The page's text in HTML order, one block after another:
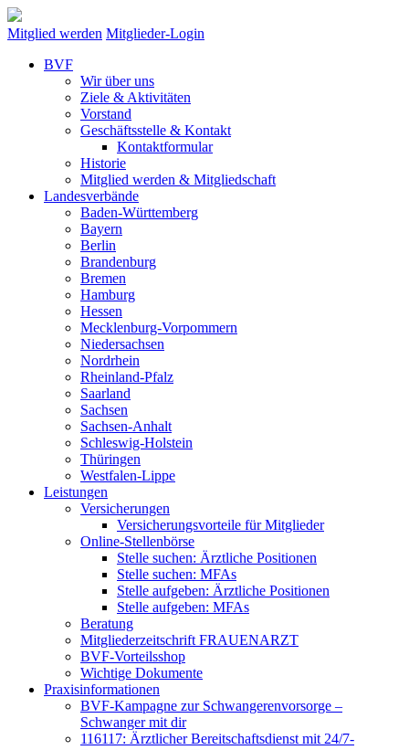
Mitglied werden Mitglieder-Login
BVF
Wir über uns
Ziele & Aktivitäten
Vorstand
Geschäftsstelle & Kontakt
Kontaktformular
Historie
Mitglied werden & Mitgliedschaft
Landesverbände
Baden-Württemberg
Bayern
Berlin
Brandenburg
Bremen
Hamburg
Hessen
Mecklenburg-Vorpommern
Niedersachsen
Nordrhein
Rheinland-Pfalz
Saarland
Sachsen
Sachsen-Anhalt
Schleswig-Holstein
Thüringen
Westfalen-Lippe
Leistungen
Versicherungen
Versicherungsvorteile für Mitglieder
Online-Stellenbörse
Stelle suchen: Ärztliche Positionen
Stelle suchen: MFAs
Stelle aufgeben: Ärztliche Positionen
Stelle aufgeben: MFAs
Beratung
Mitgliederzeitschrift FRAUENARZT
BVF-Vorteilsshop
Wichtige Dokumente
Praxisinformationen
BVF-Kampagne zur Schwangerenvorsorge –
Schwanger mit dir
116117: Ärztlicher Bereitschaftsdienst mit 24/7-